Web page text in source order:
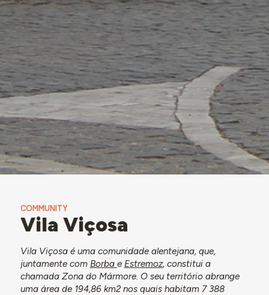
COMMUNITY
Vila Viçosa
Vila Viçosa é uma comunidade alentejana, que,
juntamente com Borba e Estremoz, constitui a
chamada Zona do Mármore. O seu território abrange
uma área de 194,86 km2 nos quais habitam 7 388